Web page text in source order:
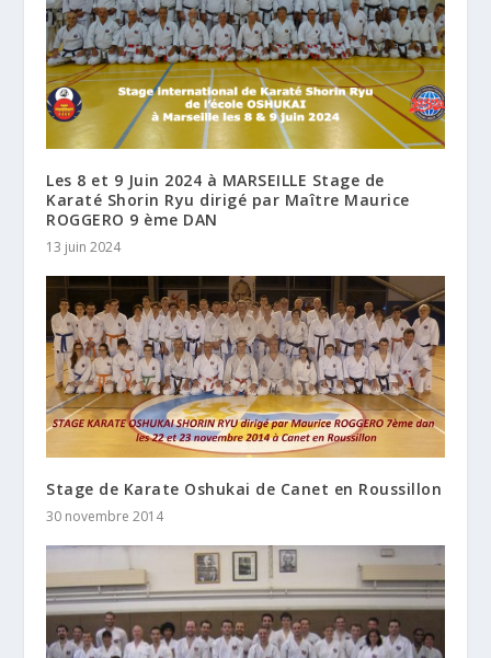
Les 8 et 9 Juin 2024 à MARSEILLE Stage de
Karaté Shorin Ryu dirigé par Maître Maurice
ROGGERO 9 ème DAN
13 juin 2024
Stage de Karate Oshukai de Canet en Roussillon
30 novembre 2014